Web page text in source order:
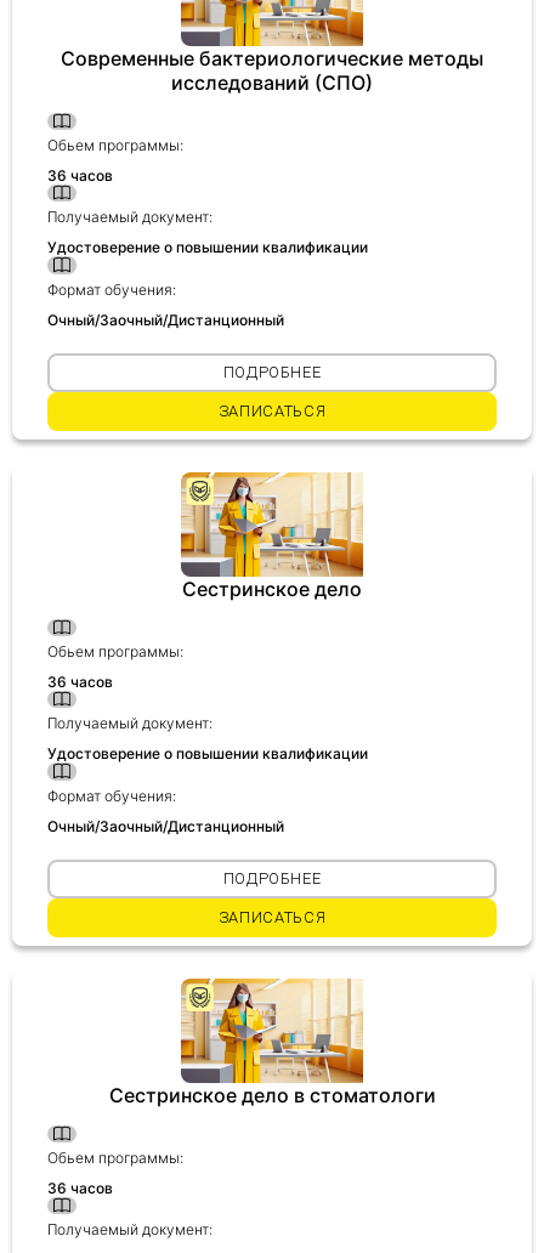
Современные бактериологические методы
исследований (СПО)
Обьем программы:
36 часов
Получаемый документ:
Удостоверение о повышении квалификации
Формат обучения:
Очный/Заочный/Дистанционный
ПОДРОБНЕЕ
ЗАПИСАТЬСЯ
Сестринское дело
Обьем программы:
36 часов
Получаемый документ:
Удостоверение о повышении квалификации
Формат обучения:
Очный/Заочный/Дистанционный
ПОДРОБНЕЕ
ЗАПИСАТЬСЯ
Сестринское дело в стоматологи
Обьем программы:
36 часов
Получаемый документ: